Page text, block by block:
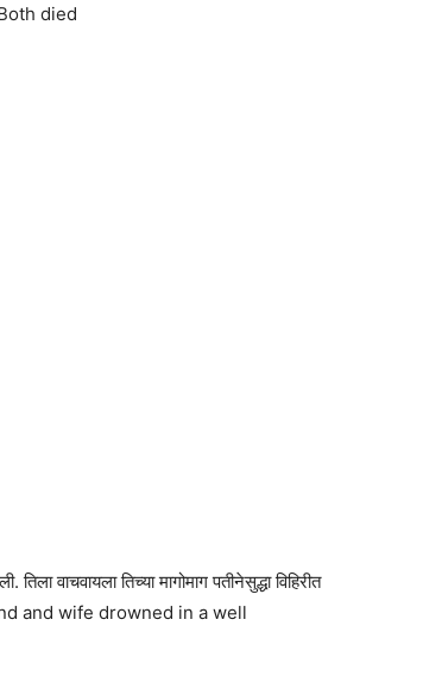
died
वाचवायला तिच्या मागोमाग पतीनेसुद्धा विहिरीत
and wife drowned in a well